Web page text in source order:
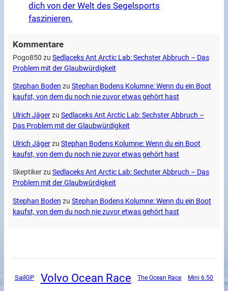
dich von der Welt des Segelsports
faszinieren.
Kommentare
Pogo850 zu Sedlaceks Ant Arctic Lab: Sechster Abbruch – Das
Problem mit der Glaubwürdigkeit
Stephan Boden zu Stephan Bodens Kolumne: Wenn du ein Boot
kaufst, von dem du noch nie zuvor etwas gehört hast
Ulrich Jägerzu Sedlaceks Ant Arctic Lab: Sechster Abbruch –
Das Problem mit der Glaubwürdigkeit
Ulrich Jägerzu Stephan Bodens Kolumne: Wenn du ein Boot
kaufst, von dem du noch nie zuvor etwas gehört hast
Skeptikerzu Sedlaceks Ant Arctic Lab: Sechster Abbruch – Das
Problem mit der Glaubwürdigkeit
Stephan Boden zu Stephan Bodens Kolumne: Wenn du ein Boot
kaufst, von dem du noch nie zuvor etwas gehört hast
SailGP Volvo Ocean Race The Ocean Race Mini 6.50